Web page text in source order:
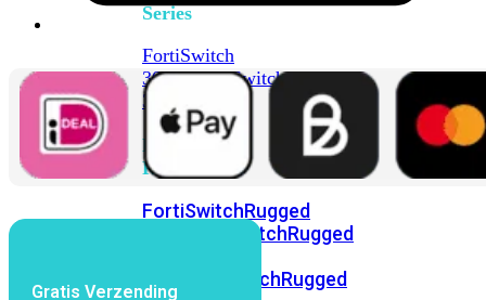
Series
FortiSwitch
3032EFortiSwitch
3032G
FortiSwitch
Ruggedized
FortiSwitchRugged
FortiSwitchRugged
FortiSwitchRugged
Gratis Verzending